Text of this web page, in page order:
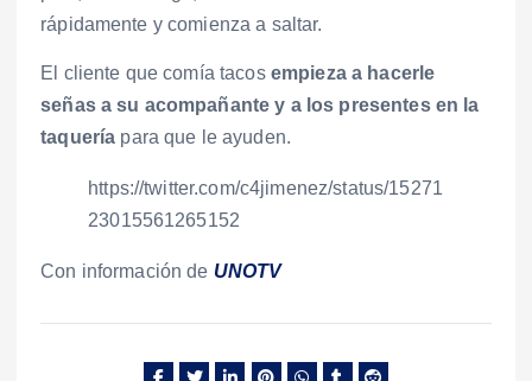
rápidamente y comienza a saltar.
El cliente que comía tacos empieza a hacerle
señas a su acompañante y a los presentes en la
taquería para que le ayuden.
https://twitter.com/c4jimenez/status/15271
23015561265152
Con información de UNOTV